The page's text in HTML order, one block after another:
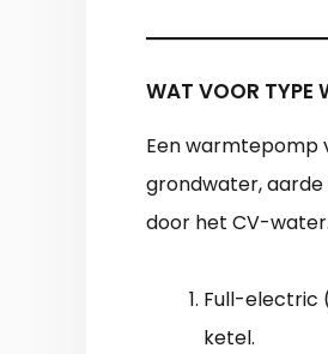
WAT VOOR TYPE
Een warmtepomp
grondwater,
door het CV-
Full-electric
ketel.